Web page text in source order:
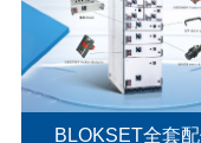
BLOKSET全套